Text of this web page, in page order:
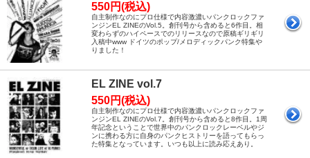
550円(税込)
自主制作なのにプロ仕様で内容激濃いパンクロックファ
ンジンEL ZINEのVol.5。創刊号から含めると6作目。相
変わらずのハイペースでのリリースなので原稿ギリギリ
入稿中www ドイツのポップ/メロディックパンク特集や
りました！
EL ZINE vol.7
550円(税込)
自主制作なのにプロ仕様で内容激濃いパンクロックファ
ンジンEL ZINEのVol.7。創刊号から含めると8作目。1周
年記念ということで世界中のパンクロックレーベルやジ
ンに携わる方に自身のパンクヒストリーを語ってもらっ
た特集となっています。いつも以上に読み応えあり。